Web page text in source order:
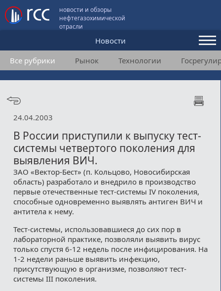
новости и обзоры
нефтегазохимической
отрасли
Новости
Аналитика и мнения
Конференции
Пользовательское соглашение
Медиакит
Контакты
Все рубрики Рынок Технологии
24.04.2003
В России приступили к выпуску тест-
системы четвертого поколения для
выявления ВИЧ.
ЗАО «Вектор-Бест» (п. Кольцово, Новосибирская
область) разработало и внедрило в производство
первые отечественные тест-системы IV поколения,
способные одновременно выявлять антиген ВИЧ и
антитела к нему.
Тест-системы, использовавшиеся до сих пор в
лабораторной практике, позволяли выявить вирус
только спустя 6-12 недель после инфицирования. На
1-2 недели раньше выявить инфекцию,
присутствующую в организме, позволяют тест-
системы III поколения.